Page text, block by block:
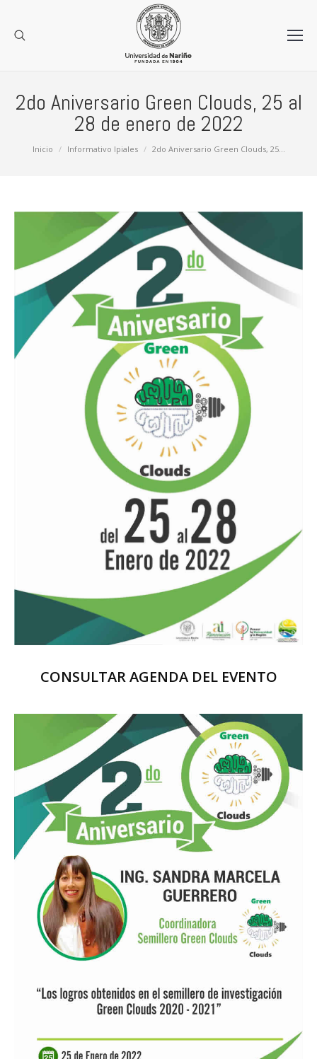
2do Aniversario Green Clouds, 25 al
28 de enero de 2022
Estás aquí:
Inicio Informativo Ipiales 2do Aniversario Green Clouds, 25…
CONSULTAR AGENDA DEL EVENTO